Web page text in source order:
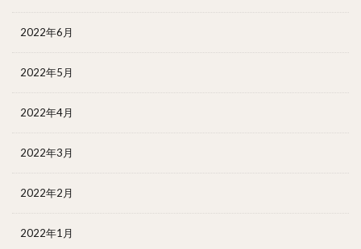
2022年6月
2022年5月
2022年4月
2022年3月
2022年2月
2022年1月